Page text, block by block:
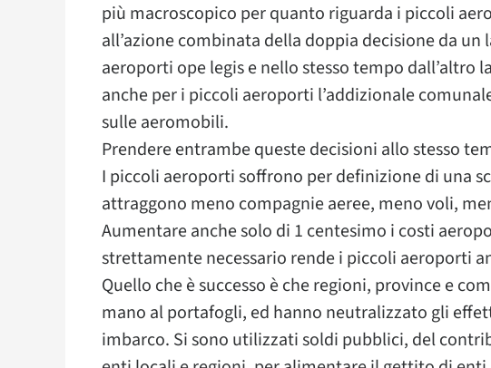
più macroscopico per quanto riguarda i piccoli
all’azione combinata della doppia decisione da
aeroporti ope legis e nello stesso tempo
anche per i piccoli aeroporti l’addizionale
sulle aeromobili.
Prendere entrambe queste decisioni allo stesso
I piccoli aeroporti soffrono per definizione di una
attraggono meno compagnie aeree, meno voli,
Aumentare anche solo di 1 centesimo i costi
strettamente necessario rende i piccoli aeroporti
Quello che è successo è che regioni, province e
mano al portafogli, ed hanno neutralizzato gli
imbarco. Si sono utilizzati soldi pubblici, del